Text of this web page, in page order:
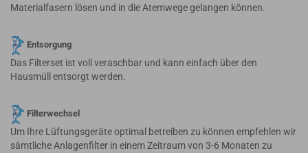
Materialfasern lösen und in die Atemwege gelangen können.
Entsorgung
Das Filterset ist voll veraschbar und kann einfach über den
Hausmüll entsorgt werden.
Filterwechsel
Um Ihre Lüftungsgeräte optimal betreiben zu können empfehlen wir
sämtliche Anlagenfilter in einem Zeitraum von 3-6 Monaten zu